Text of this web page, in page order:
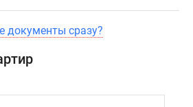
документы сразу?